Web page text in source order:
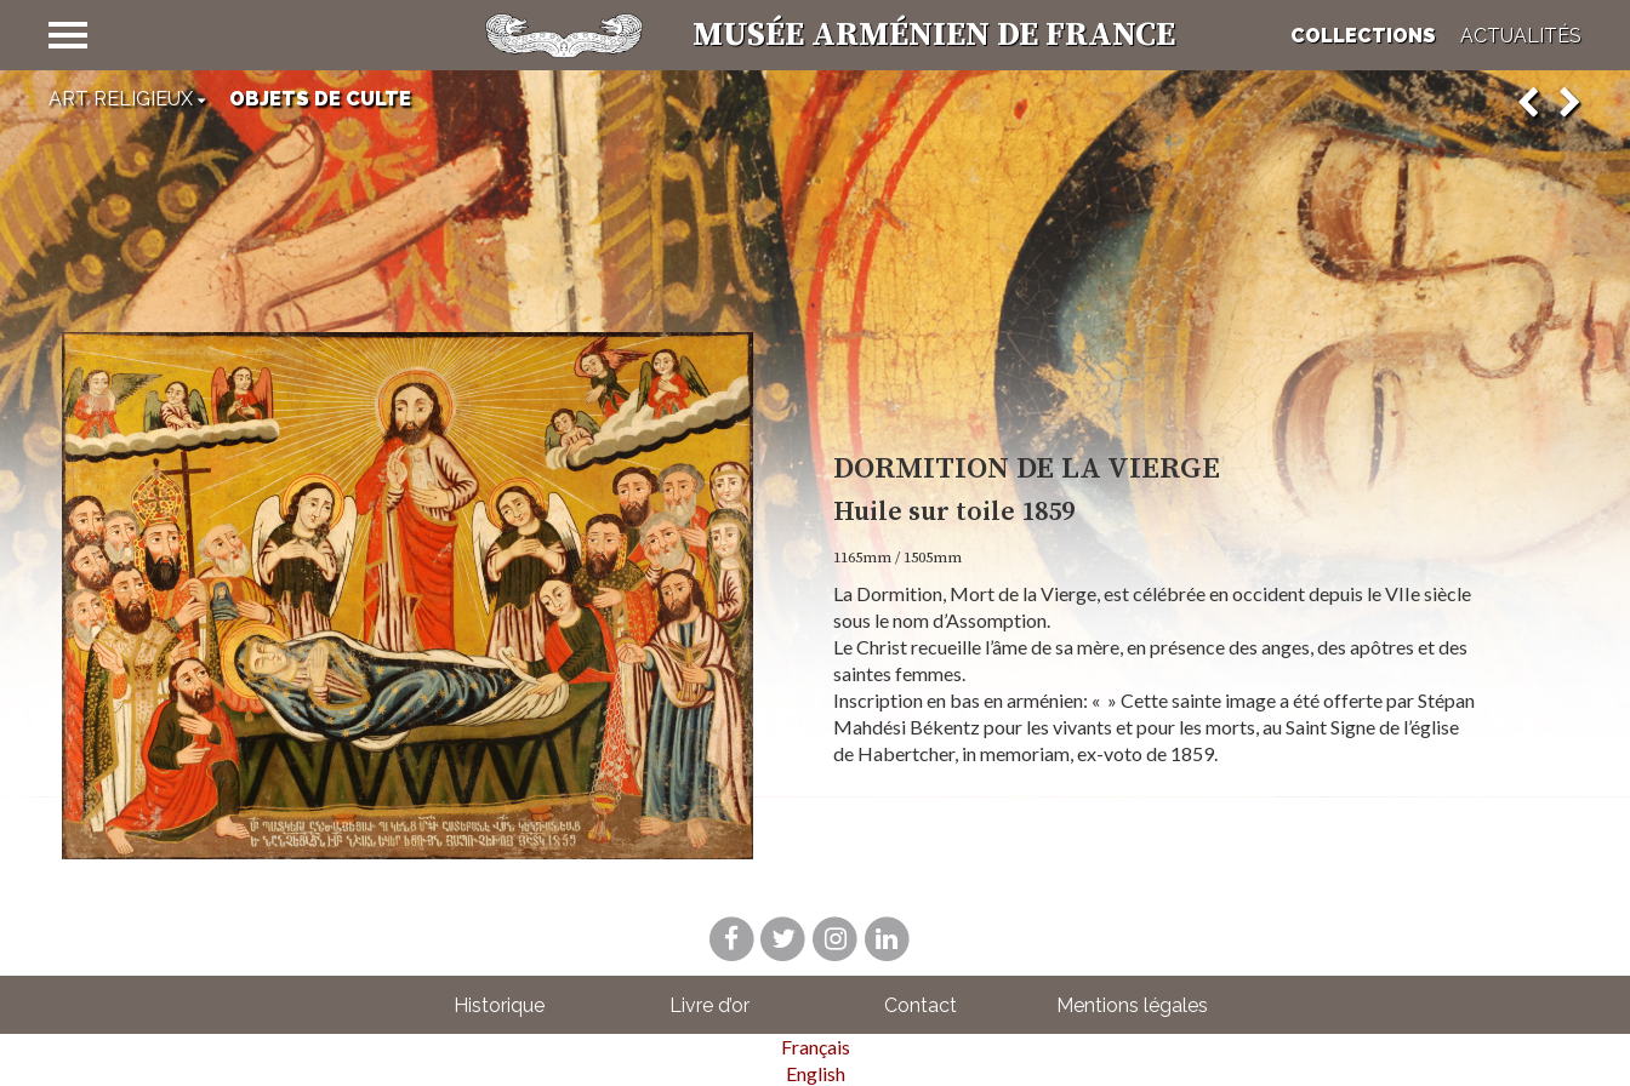
COLLECTIONS
ARCHÉOLOGIE ET HISTOIRE
ART DE L’ÉCRIT
La religion, à l'instar de la langue et de l'alphabet, forgea l'identité qui permit à chaque arménien de se reconnaitre à travers les invasions
répétées et les interminables errances qui ponctuèrent l'existence de son peuple. Loin de ses racines, par delà les frontières, l'univers de
la foi demeure celui où chaque arménien se reconnait. Orfèvres, ciseleurs, tisseurs, céramistes montrent ici leur habileté et leur ferveur.
ART RELIGIEUX
Objets de culte
Textiles
Céramiques
ART PROFANE
ART POPULAIRE
BEAUX ARTS
MUSÉE ARMÉNIEN DE FRANCE COLLECTIONS ACTUALITÉS
DORMITION DE LA VIERGE
Huile sur toile 1859
1165mm / 1505mm
La Dormition, Mort de la Vierge, est célébrée en occident depuis le VIIe siècle
sous le nom d’Assomption.
Le Christ recueille l’âme de sa mère, en présence des anges, des apôtres et des
saintes femmes.
Inscription en bas en arménien: « » Cette sainte image a été offerte par Stépan
Mahdési Békentz pour les vivants et pour les morts, au Saint Signe de l’église
de Habertcher, in memoriam, ex-voto de 1859.
ART RELIGIEUX OBJETS DE CULTE
Historique Livre d’or Contact
Mentions légales
Français
English